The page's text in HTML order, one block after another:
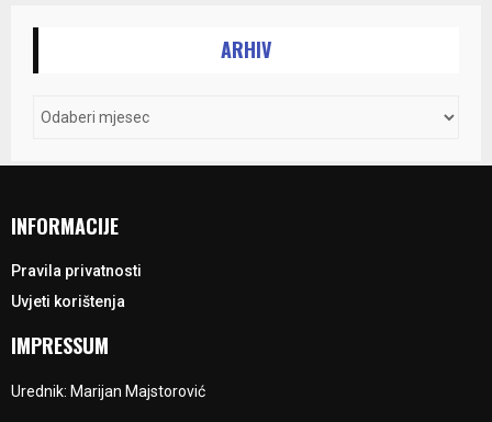
ARHIV
INFORMACIJE
Pravila privatnosti
Uvjeti korištenja
IMPRESSUM
Urednik: Marijan Majstorović